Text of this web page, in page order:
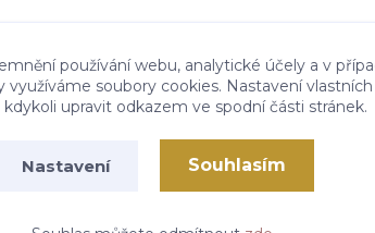
používání webu, analytické účely a v
využíváme soubory cookies. Nastavení
upravit odkazem ve spodní části stránek.
Nastavení Souhlasím